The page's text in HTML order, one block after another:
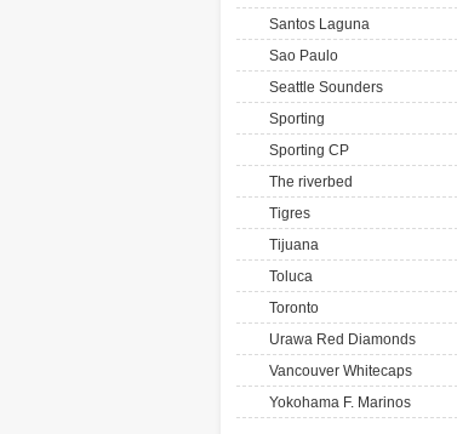
Santos Laguna
Sao Paulo
Seattle Sounders
Sporting
Sporting CP
The riverbed
Tigres
Tijuana
Toluca
Toronto
Urawa Red Diamonds
Vancouver Whitecaps
Yokohama F. Marinos